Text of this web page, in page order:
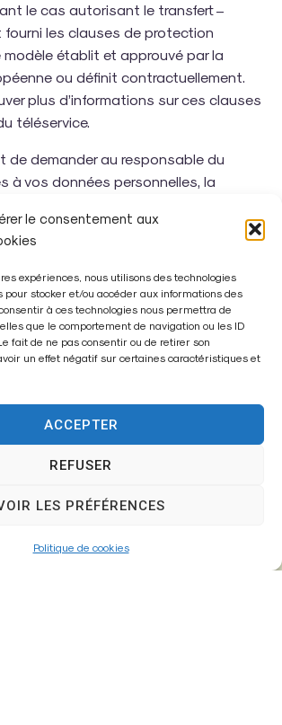
le consentement aux
expériences, nous utilisons des technologies
pour stocker et/ou accéder aux informations des
à ces technologies nous permettra de
que le comportement de navigation ou les ID
fait de ne pas consentir ou de retirer son
un effet négatif sur certaines caractéristiques et
ACCEPTER
REFUSER
LES PRÉFÉRENCES
Politique de cookies
le cas autorisant le transfert –
fourni les clauses de protection
établit et approuvé par la
ou définit contractuellement.
plus d’informations sur ces clauses
téléservice.
de demander au responsable du
à vos données personnelles, la
à la personne concernée, ou le droit
être exercés sur simple demande
responsable du traitement.
le droit d’introduire une réclamation
de contrôle.
ou exercice de vos droits
sur les traitements de données
pouvez contacter le délégué à la
(DPD/DPO) de la Seine-et-Marne.